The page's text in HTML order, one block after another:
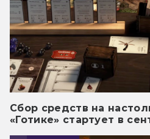
Сбор средств на
«Готике» стартует в